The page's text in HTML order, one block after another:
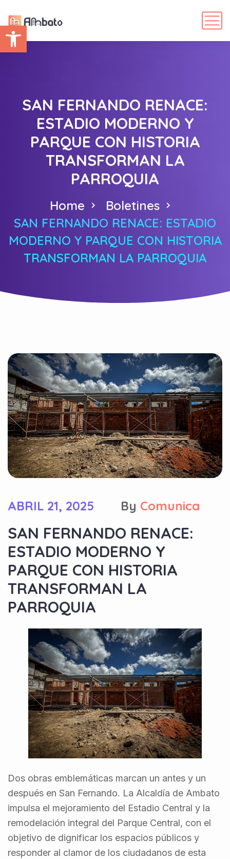
Abrir barra de herramientas
SAN FERNANDO RENACE:
ESTADIO MODERNO Y
PARQUE CON HISTORIA
TRANSFORMAN LA
PARROQUIA
Home
Boletines
SAN FERNANDO RENACE: ESTADIO
MODERNO Y PARQUE CON HISTORIA
TRANSFORMAN LA PARROQUIA
ABRIL 21, 2025 By Comunica
SAN FERNANDO RENACE:
ESTADIO MODERNO Y
PARQUE CON HISTORIA
TRANSFORMAN LA
PARROQUIA
Dos obras emblemáticas marcan un antes y un
después en San Fernando. La Alcaldía de Ambato
impulsa el mejoramiento del Estadio Central y la
remodelación integral del Parque Central, con el
objetivo de dignificar los espacios públicos y
responder al clamor de los ciudadanos de esta